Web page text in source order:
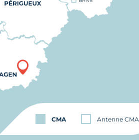
CMA Antenne CMA